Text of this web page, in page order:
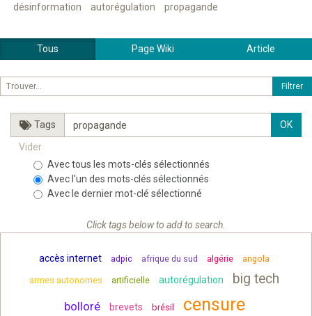
désinformation
autorégulation propagande
Tous Page Wiki Article
Tags
Vider
Avec tous les mots-clés sélectionnés
Avec l'un des mots-clés sélectionnés
Avec le dernier mot-clé sélectionné
Click tags below to add to search.
accès internet adpic afrique du sud algérie angola
armes autonomes artificielle autorégulation big tech
bolloré brevets brésil censure